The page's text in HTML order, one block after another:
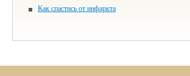
Как спастись от инфаркта